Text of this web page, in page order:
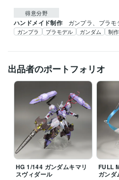
得意分野
ハンドメイド制作 ガンプラ、プラ
ガンプラ プラモデル ガンダム 制
出品者のポートフォリオ
HG 1/144 ガンダムキマリ
スヴィダール
FULL
ガンダ